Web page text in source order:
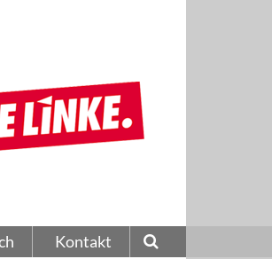
Kontakt